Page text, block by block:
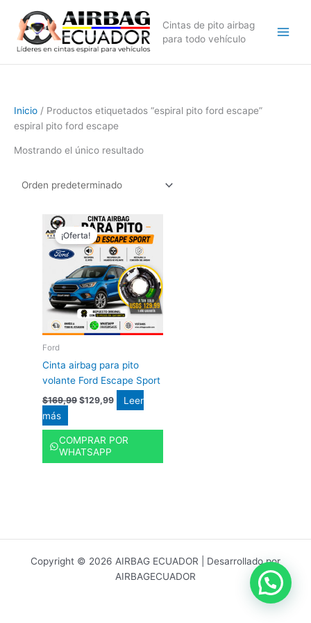
contenido
Cintas de pito airbag
para todo vehículo
Inicio / Productos etiquetados “espiral pito ford escape”
espiral pito ford escape
Mostrando el único resultado
¡Oferta!
Ford
Cinta airbag para pito
volante Ford Escape Sport
$169,99
precio
original
era:
$169,99.
$129,99
El
precio
actual
es:
$129,99.
Leer
más
COMPRAR POR
WHATSAPP
Copyright © 2026 AIRBAG ECUADOR | Desarrollado por
AIRBAGECUADOR